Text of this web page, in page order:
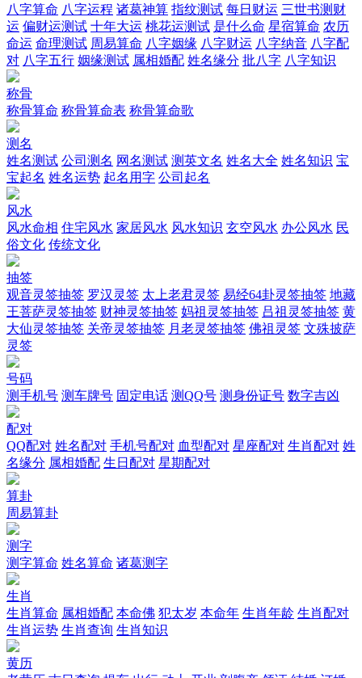
八字算命 八字运程 诸葛神算 指纹测试 每日财运 三世书测财
运 偏财运测试 十年大运 桃花运测试 是什么命 星宿算命 农历
命运 命理测试 周易算命 八字姻缘 八字财运 八字纳音 八字配
对 八字五行 姻缘测试 属相婚配 姓名缘分 批八字 八字知识
称骨
称骨算命 称骨算命表 称骨算命歌
测名
姓名测试 公司测名 网名测试 测英文名 姓名大全 姓名知识 宝
宝起名 姓名运势 起名用字 公司起名
风水
风水命相 住宅风水 家居风水 风水知识 玄空风水 办公风水 民
俗文化 传统文化
抽签
观音灵签抽签 罗汉灵签 太上老君灵签 易经64卦灵签抽签 地藏
王菩萨灵签抽签 财神灵签抽签 妈祖灵签抽签 吕祖灵签抽签 黄
大仙灵签抽签 关帝灵签抽签 月老灵签抽签 佛祖灵签 文殊披萨
灵签
号码
测手机号 测车牌号 固定电话 测QQ号 测身份证号 数字吉凶
配对
QQ配对 姓名配对 手机号配对 血型配对 星座配对 生肖配对 姓
名缘分 属相婚配 生日配对 星期配对
算卦
周易算卦
测字
测字算命 姓名算命 诸葛测字
生肖
生肖算命 属相婚配 本命佛 犯太岁 本命年 生肖年龄 生肖配对
生肖运势 生肖查询 生肖知识
黄历